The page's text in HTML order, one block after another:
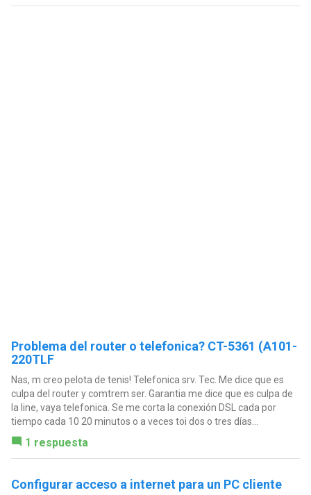
Problema del router o telefonica? CT-5361 (A101-
220TLF
Nas, m creo pelota de tenis! Telefonica srv. Tec. Me dice que es
culpa del router y comtrem ser. Garantia me dice que es culpa de
la line, vaya telefonica. Se me corta la conexión DSL cada por
tiempo cada 10 20 minutos o a veces toi dos o tres días...
1 respuesta
Configurar acceso a internet para un PC cliente